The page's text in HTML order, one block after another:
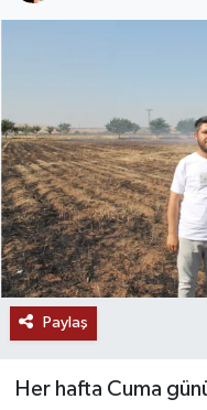
Paylaş
Her hafta Cuma